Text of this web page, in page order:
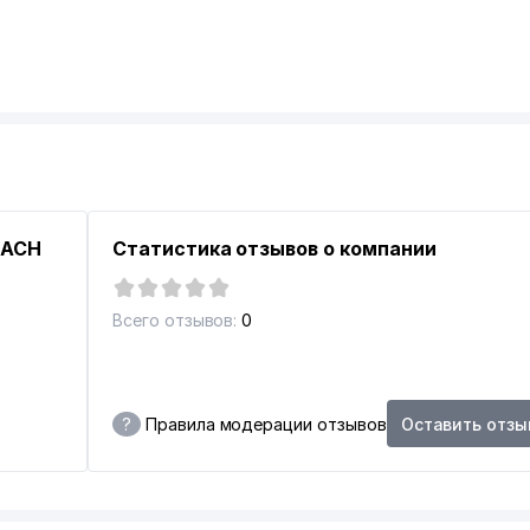
АКАДЕМИИ УЗБЕКИСТАНА
ФИЛИАЛ ФИЛИАЛ
Статистика отзывов о компании
Всего отзывов: 0
? Правила модерации отзывов Оставить